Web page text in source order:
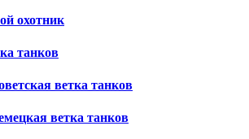
охотник
танков
ветка танков
ветка танков